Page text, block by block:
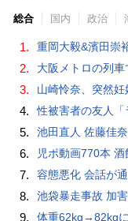
総合 国内 政治
1. 重岡大毅&濱田崇
2. 大阪メトロの列車
3. 山崎怜奈、突然
4. 性被害者の友人「
5. 池田直人 佐藤佳
6. 児ポ動画770本
7. 容態悪化 会話が
8. 池袋暴走事故 加
9. 体重62kg→82kg